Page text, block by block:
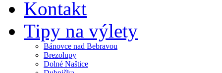
Kontakt
Tipy na výlety
Bánovce nad Bebravou
Brezolupy
Dolné Naštice